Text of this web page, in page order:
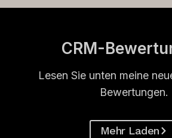
CRM-
Lesen Sie unten meine
Bewertungen.
Mehr Laden